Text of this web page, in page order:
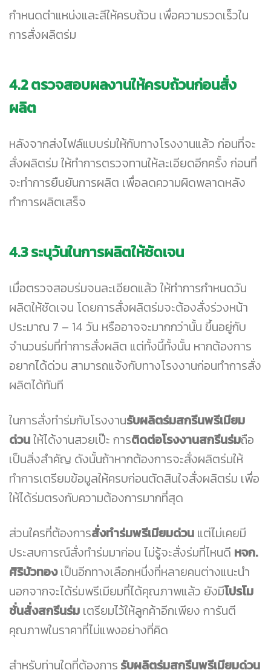
กำหนดตำแหน่งและสีให้ครบถ้วน เพื่อความรวดเร็วใน
การสั่งผลิตร่ม
4.2 ตรวจสอบผลงานให้ครบถ้วนก่อนสั่ง
ผลิต
หลังจากส่งไฟล์แบบร่มให้กับทางโรงงานแล้ว ก่อนที่จะ
สั่งผลิตร่ม ให้ทำการตรวจทานให้ละเอียดอีกครั้ง ก่อนที่
จะทำการยืนยันการผลิต เพื่อลดความผิดพลาดหลัง
ทำการผลิตเสร็จ
4.3 ระบุวันในการผลิตให้ชัดเจน
เมื่อตรวจสอบร่มจนละเอียดแล้ว ให้ทำการกำหนดวัน
ผลิตให้ชัดเจน โดยการสั่งผลิตร่มจะต้องสั่งร่วงหน้า
ประมาณ 7 – 14 วัน หรืออาจจะมากกว่านั้น ขึ้นอยู่กับ
จำนวนร่มที่ทำการสั่งผลิต แต่ทั้งนี้ทั้งนั้น หากต้องการ
อยากได้ด่วน สามารถแจ้งกับทางโรงงานก่อนทำการสั่ง
ผลิตได้ทันที
ในการสั่งทำร่มกับโรงงานรับผลิตร่มสกรีนพรีเมียม
ด่วนให้ได้งานสวยเป๊ะ การติดต่อโรงงานสกรีนร่มถือ
เป็นสิ่งสำคัญ ดังนั้นถ้าหากต้องการจะสั่งผลิตร่มให้
ทำการเตรียมข้อมูลให้ครบก่อนตัดสินใจสั่งผลิตร่ม เพื่อ
ให้ได้ร่มตรงกับความต้องการมากที่สุด
ส่วนใครที่ต้องการสั่งทำร่มพรีเมียมด่วน แต่ไม่เคยมี
ประสบการณ์สั่งทำร่มมาก่อน ไม่รู้จะสั่งร่มที่ไหนดี หจก.
ศิริบัวทองเป็นอีกทางเลือกหนึ่งที่หลายคนต่างแนะนำ
นอกจากจะได้ร่มพรีเมียมที่ได้คุณภาพแล้ว ยังมีโปรโม
ชั่นสั่งสกรีนร่ม เตรียมไว้ให้ลูกค้าอีกเพียง การันตี
คุณภาพในราคาที่ไม่แพงอย่างที่คิด
สำหรับท่านใดที่ต้องการ รับผลิตร่มสกรีนพรีเมียมด่วน